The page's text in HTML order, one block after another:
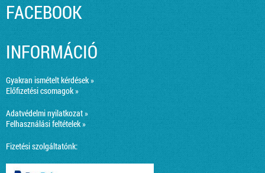
FACEBOOK
INFORMÁCIÓ
Gyakran ismételt kérdések »
Előfizetési csomagok »
Adatvédelmi nyilatkozat »
Felhasználási feltételek »
Fizetési szolgáltatónk: